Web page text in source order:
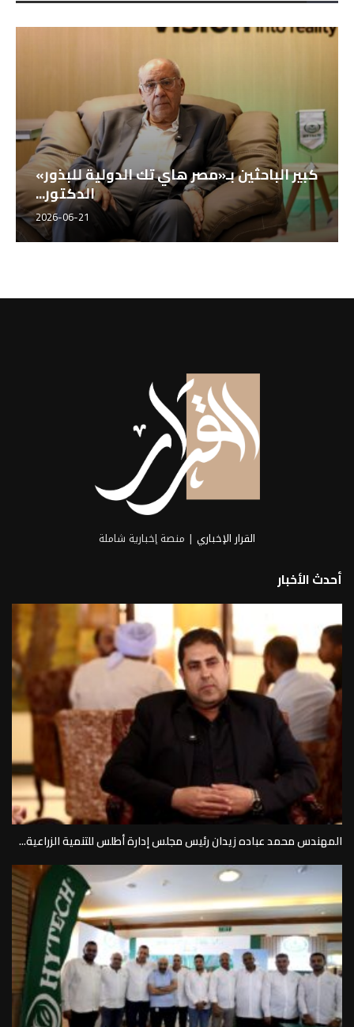
كبير الباحثين بـ«مصر هاي تك الدولية للبذور»
الدكتور...
2026-06-21
القرار الإخباري | منصة إخبارية شاملة
أحدث الأخبار
المهندس محمد عباده زيدان رئيس مجلس إدارة أطلس للتنمية الزراعية...